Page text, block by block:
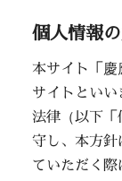
個人情報
本サイト「
サイトといい
法律（以下「
守し、本方針
ていただく際